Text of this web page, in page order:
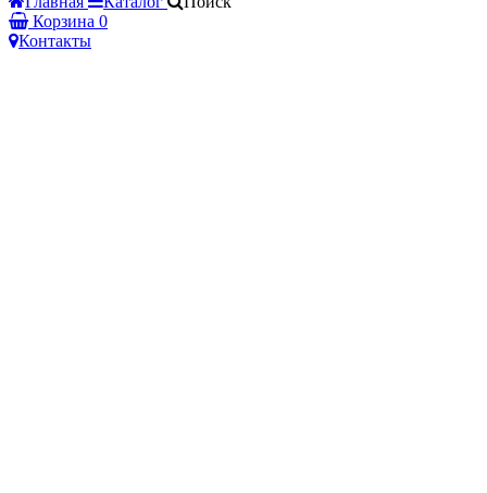
Корзина 0
Контакты